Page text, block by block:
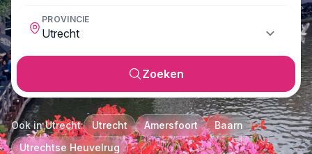
PROVINCIE
Zoeken
Ook in Utrecht: Utrecht Amersfoort
Baarn
Utrechtse Heuvelrug